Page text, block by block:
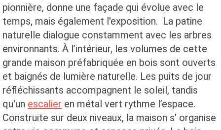
pionnière, donne une façade qui évolue avec le
temps, mais également l'exposition. La patine
naturelle dialogue constamment avec les arbres
environnants. À l’intérieur, les volumes de cette
grande maison préfabriquée en bois sont ouverts
et baignés de lumière naturelle. Les puits de jour
réfléchissants accompagnent le soleil, tandis
qu'un escalier en métal vert rythme l’espace.
Construite sur deux niveaux, la maison s' organise